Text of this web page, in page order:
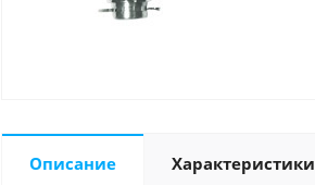
Описание Характеристики